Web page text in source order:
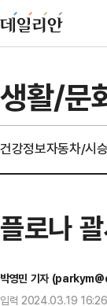
생활/문
건강정보자동차/시
플로나
박영민 기자
입력 2024.03.19